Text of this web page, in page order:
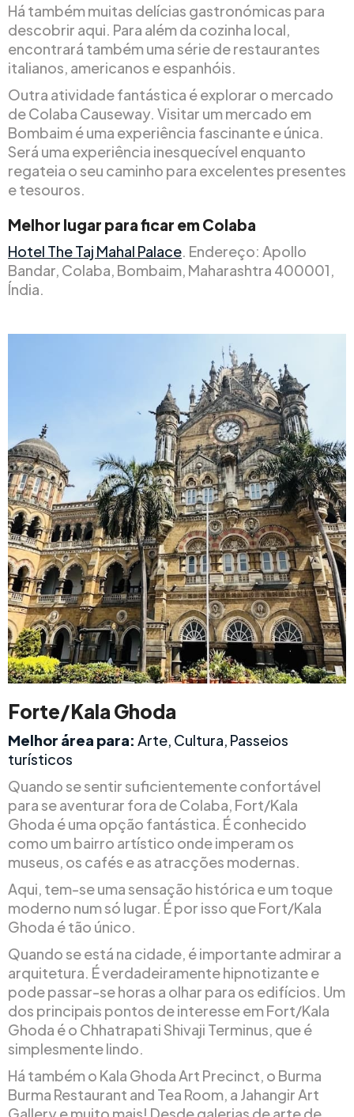
Há também muitas delícias gastronómicas para
descobrir aqui. Para além da cozinha local,
encontrará também uma série de restaurantes
italianos, americanos e espanhóis.
Outra atividade fantástica é explorar o mercado
de Colaba Causeway. Visitar um mercado em
Bombaim é uma experiência fascinante e única.
Será uma experiência inesquecível enquanto
regateia o seu caminho para excelentes presentes
e tesouros.
Melhor lugar para ficar em Colaba
Hotel The Taj Mahal Palace . Endereço: Apollo
Bandar, Colaba, Bombaim, Maharashtra 400001,
Índia.
Forte/Kala Ghoda
Melhor área para: Arte, Cultura, Passeios
turísticos
Quando se sentir suficientemente confortável
para se aventurar fora de Colaba, Fort/Kala
Ghoda é uma opção fantástica. É conhecido
como um bairro artístico onde imperam os
museus, os cafés e as atracções modernas.
Aqui, tem-se uma sensação histórica e um toque
moderno num só lugar. É por isso que Fort/Kala
Ghoda é tão único.
Quando se está na cidade, é importante admirar a
arquitetura. É verdadeiramente hipnotizante e
pode passar-se horas a olhar para os edifícios. Um
dos principais pontos de interesse em Fort/Kala
Ghoda é o Chhatrapati Shivaji Terminus, que é
simplesmente lindo.
Há também o Kala Ghoda Art Precinct, o Burma
Burma Restaurant and Tea Room, a Jahangir Art
Gallery e muito mais! Desde galerias de arte de